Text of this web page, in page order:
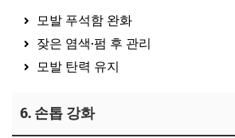
모발 푸석함 완화
잦은 염색·펌 후 관리
모발 탄력 유지
6. 손톱 강화